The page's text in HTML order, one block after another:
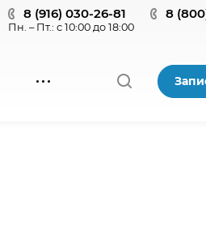
8 (916) 030-26-81
Пн. – Пт.: с 10:00 до 18:00
8